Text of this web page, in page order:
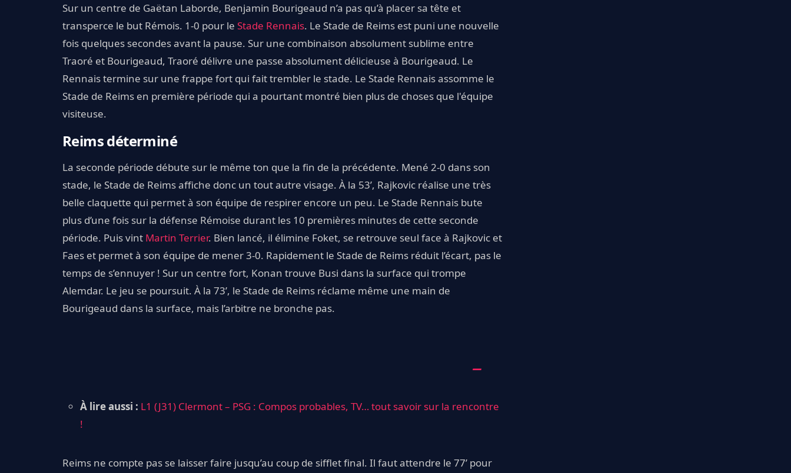
Sur un centre de Gaëtan Laborde, Benjamin Bourigeaud n’a pas qu’à placer sa tête et
transperce le but Rémois. 1-0 pour le Stade Rennais. Le Stade de Reims est puni une nouvelle
fois quelques secondes avant la pause. Sur une combinaison absolument sublime entre
Traoré et Bourigeaud, Traoré délivre une passe absolument délicieuse à Bourigeaud. Le
Rennais termine sur une frappe fort qui fait trembler le stade. Le Stade Rennais assomme le
Stade de Reims en première période qui a pourtant montré bien plus de choses que l'équipe
visiteuse.
Reims déterminé
La seconde période débute sur le même ton que la fin de la précédente. Mené 2-0 dans son
stade, le Stade de Reims affiche donc un tout autre visage. À la 53’, Rajkovic réalise une très
belle claquette qui permet à son équipe de respirer encore un peu. Le Stade Rennais bute
plus d’une fois sur la défense Rémoise durant les 10 premières minutes de cette seconde
période. Puis vint Martin Terrier. Bien lancé, il élimine Foket, se retrouve seul face à Rajkovic et
Faes et permet à son équipe de mener 3-0. Rapidement le Stade de Reims réduit l’écart, pas le
temps de s’ennuyer ! Sur un centre fort, Konan trouve Busi dans la surface qui trompe
Alemdar. Le jeu se poursuit. À la 73’, le Stade de Reims réclame même une main de
Bourigeaud dans la surface, mais l’arbitre ne bronche pas.
À lire aussi : L1 (J31) Clermont – PSG : Compos probables, TV… tout savoir sur la rencontre
!
Reims ne compte pas se laisser faire jusqu’au coup de sifflet final. Il faut attendre le 77’ pour